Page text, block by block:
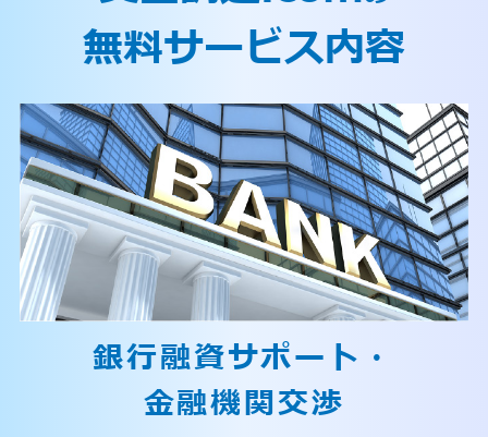
無料サービス内容
銀行融資サポート・
金融機関交渉